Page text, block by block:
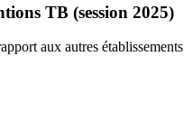
TB (session 2025)
aux autres établissements